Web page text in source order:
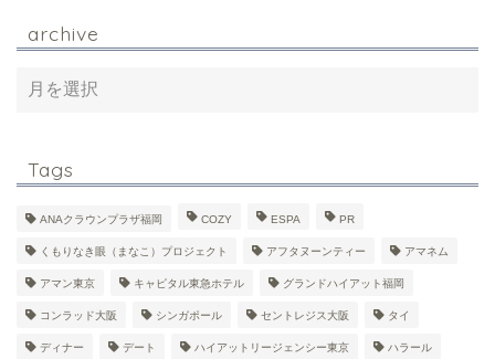
archive
Tags
ANAクラウンプラザ福岡 COZY ESPA PR
くもりなき眼（まなこ）プロジェクト アフタヌーンティー アマネム
アマン東京 キャピタル東急ホテル グランドハイアット福岡
コンラッド大阪 シンガポール セントレジス大阪 タイ
ディナー デート ハイアットリージェンシー東京 ハラール